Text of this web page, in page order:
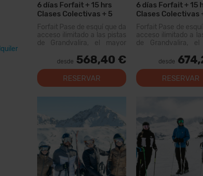
6 días Forfait + 15 hrs
Clases Colectivas + 5
Menús
Forfait Pase de esquí que da
acceso ilimitado a las pistas
de Grandvalira, el mayor
Pirineos. Con este forfait
podrás recorrer más de 200
km de pistas, con opciones
para todos los niveles,
desde 568,40 €
RESERVAR
6 días Forfait + 15
Clases Colectivas
Menús + 6 días
Material
Forfait Pase de
acceso ilimitado a
de Grandvalira, el
Pirineos. Con
podrás recorrer más
km de pistas, con
para todos los
desde
RESERVAR